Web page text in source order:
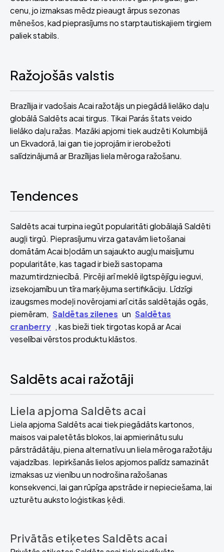
cenu, jo izmaksas mēdz pieaugt ārpus sezonas
mēnešos, kad pieprasījums no starptautiskajiem tirgiem
paliek stabils.
Ražojošās valstis
Brazīlija ir vadošais Acai ražotājs un piegādā lielāko daļu
globālā Saldēts acai tirgus. Tikai Parás štats veido
lielāko daļu ražas. Mazāki apjomi tiek audzēti Kolumbijā
un Ekvadorā, lai gan tie joprojām ir ierobežoti
salīdzinājumā ar Brazīlijas liela mēroga ražošanu.
Tendences
Saldēts acai turpina iegūt popularitāti globālajā Saldēti
augļi tirgū. Pieprasījumu virza gatavām lietošanai
domātām Acai bļodām un sajaukto augļu maisījumu
popularitāte, kas tagad ir bieži sastopama
mazumtirdzniecībā. Pircēji arī meklē ilgtspējīgu ieguvi,
izsekojamību un tīra marķējuma sertifikāciju. Līdzīgi
izaugsmes modeļi novērojami arī citās saldētajās ogās,
piemēram, Saldētas zilenes un Saldētas
cranberry , kas bieži tiek tirgotas kopā ar Acai
veselībai vērstos produktu klāstos.
Saldēts acai ražotāji
Liela apjoma Saldēts acai
Liela apjoma Saldēts acai tiek piegādāts kartonos,
maisos vai paletētās blokos, lai apmierinātu sulu
pārstrādātāju, piena alternatīvu un liela mēroga ražotāju
vajadzības. Iepirkšanās lielos apjomos palīdz samazināt
izmaksas uz vienību un nodrošina ražošanas
konsekvenci, lai gan rūpīga apstrāde ir nepieciešama, lai
uzturētu auksto loģistikas ķēdi.
Privātās etiķetes Saldēts acai